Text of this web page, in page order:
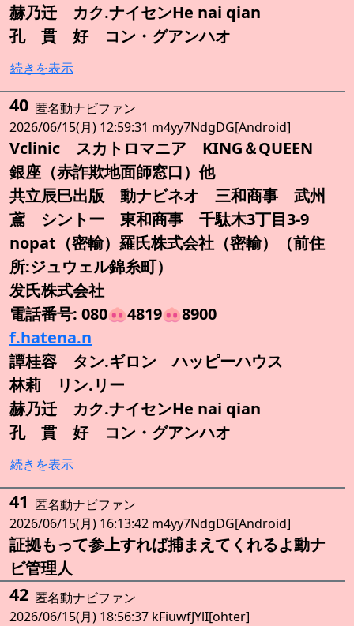
赫乃迁 カク.ナイセンHe nai qian
孔 貫 好 コン・グアンハオ
続きを表示
40 匿名動ナビファン
2026/06/15(月) 12:59:31 m4yy7NdgDG[Android]
Vclinic スカトロマニア KING＆QUEEN
銀座（赤詐欺地面師窓口）他
共立辰巳出版 動ナビネオ 三和商事 武州
鳶 シントー 東和商事 千駄木3丁目3-9
nopat（密輸）羅氏株式会社（密輸）（前住
所:ジュウェル錦糸町）
发氏株式会社
電話番号: 080🐽4819🐽8900
f.hatena.n
譚桂容 タン.ギロン ハッピーハウス
林莉 リン.リー
赫乃迁 カク.ナイセンHe nai qian
孔 貫 好 コン・グアンハオ
続きを表示
41 匿名動ナビファン
2026/06/15(月) 16:13:42 m4yy7NdgDG[Android]
証拠もって参上すれば捕まえてくれるよ動ナ
ビ管理人
42 匿名動ナビファン
2026/06/15(月) 18:56:37 kFiuwfJYlI[ohter]